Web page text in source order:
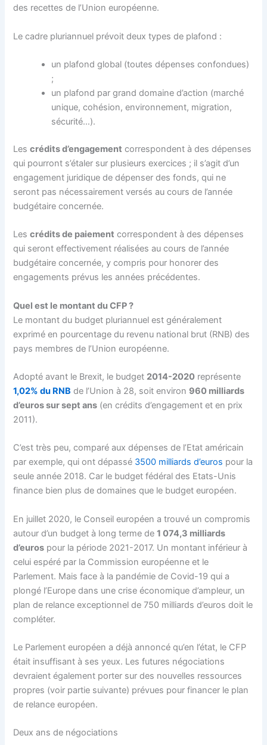
des recettes de l’Union européenne.
Le cadre pluriannuel prévoit deux types de plafond :
un plafond global (toutes dépenses confondues)
;
un plafond par grand domaine d’action (marché
unique, cohésion, environnement, migration,
sécurité…).
Lescrédits d’engagement correspondent à des dépenses
qui pourront s’étaler sur plusieurs exercices ; il s’agit d’un
engagement juridique de dépenser des fonds, qui ne
seront pas nécessairement versés au cours de l’année
budgétaire concernée.
Lescrédits de paiement correspondent à des dépenses
qui seront effectivement réalisées au cours de l’année
budgétaire concernée, y compris pour honorer des
engagements prévus les années précédentes.
Quel est le montant du CFP ?
Le montant du budget pluriannuel est généralement
exprimé en pourcentage du revenu national brut (RNB) des
pays membres de l’Union européenne.
Adopté avant le Brexit, le budget 2014-2020 représente
1,02% du RNB de l’Union à 28, soit environ 960 milliards
d’euros sur sept ans (en crédits d’engagement et en prix
2011).
C’est très peu, comparé aux dépenses de l’Etat américain
par exemple, qui ont dépassé 3500 milliards d’euros pour la
seule année 2018. Car le budget fédéral des Etats-Unis
finance bien plus de domaines que le budget européen.
En juillet 2020, le Conseil européen a trouvé un compromis
autour d’un budget à long terme de1 074,3 milliards
d’euros pour la période 2021-2017. Un montant inférieur à
celui espéré par la Commission européenne et le
Parlement. Mais face à la pandémie de Covid-19 qui a
plongé l’Europe dans une crise économique d’ampleur, un
plan de relance exceptionnel de 750 milliards d’euros doit le
compléter.
Le Parlement européen a déjà annoncé qu’en l’état, le CFP
était insuffisant à ses yeux. Les futures négociations
devraient également porter sur des nouvelles ressources
propres (voir partie suivante) prévues pour financer le plan
de relance européen.
Deux ans de négociations